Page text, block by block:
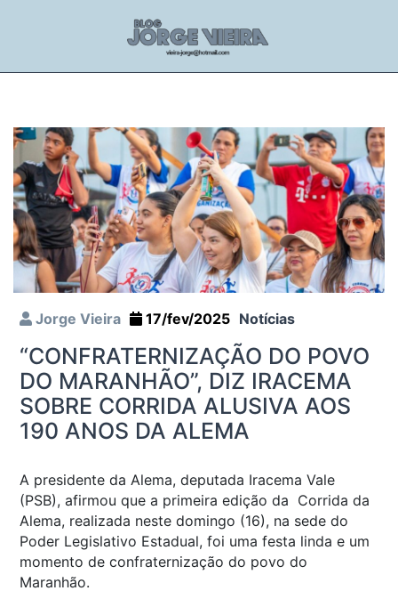
Jorge Vieira 17/fev/2025 Notícias
“CONFRATERNIZAÇÃO DO POVO
DO MARANHÃO”, DIZ IRACEMA
SOBRE CORRIDA ALUSIVA AOS
190 ANOS DA ALEMA
A presidente da Alema, deputada Iracema Vale
(PSB), afirmou que a primeira edição da Corrida da
Alema, realizada neste domingo (16), na sede do
Poder Legislativo Estadual, foi uma festa linda e um
momento de confraternização do povo do
Maranhão.